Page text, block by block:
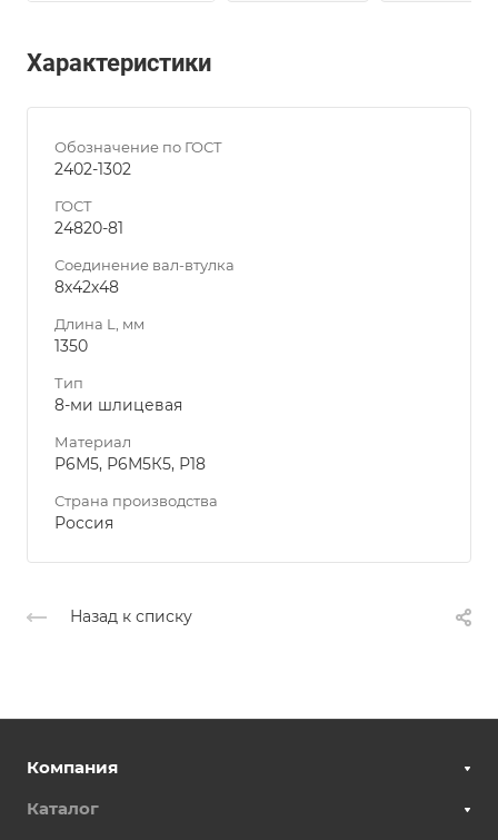
Характеристики
Обозначение по ГОСТ
2402-1302
ГОСТ
24820-81
Соединение вал-втулка
8х42х48
Длина L, мм
1350
Тип
8-ми шлицевая
Материал
Р6М5, Р6М5К5, Р18
Страна производства
Россия
Назад к списку
Компания
Каталог